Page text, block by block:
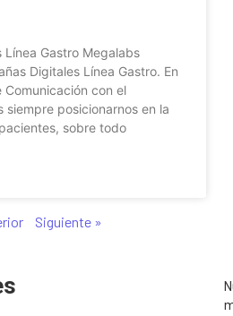
Línea Gastro Megalabs
Digitales Línea Gastro. En
con el
siempre posicionarnos en la
sobre todo
Siguiente »